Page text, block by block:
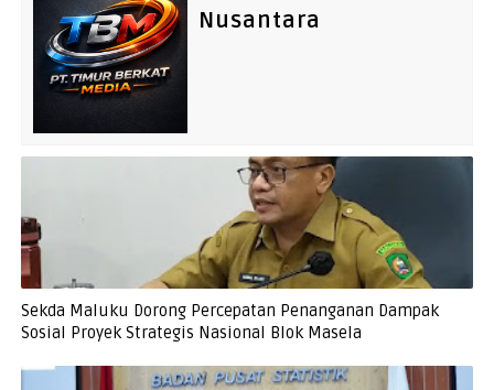
Nusantara
Sekda Maluku Dorong Percepatan Penanganan Dampak
Sosial Proyek Strategis Nasional Blok Masela